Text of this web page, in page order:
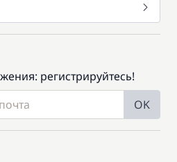
регистрируйтесь!
OK